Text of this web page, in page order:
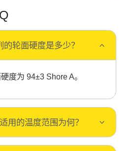
的轮面硬度是多少？
度为 94±3 Shore A。
用的温度范围为何？